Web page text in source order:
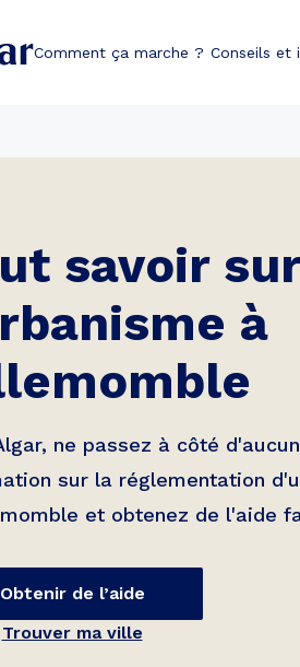
Comment ça marche ? Conseils et
savoir sur
à
ne passez à côté
sur la réglementation
et obtenez de l'aide
Obtenir de l’aide
Trouver ma ville